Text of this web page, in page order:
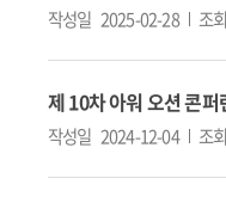
작성일 2025-02-28 조
제 10차 아워 오션 콘
작성일 2024-12-04 조